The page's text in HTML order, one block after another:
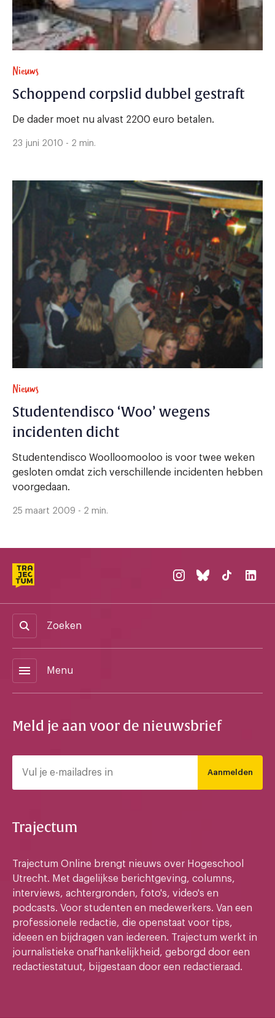
Nieuws
Schoppend corpslid dubbel gestraft
De dader moet nu alvast 2200 euro betalen.
23 juni 2010 - 2 min.
Nieuws
Studentendisco ‘Woo’ wegens
incidenten dicht
Studentendisco Woolloomooloo is voor twee weken
gesloten omdat zich verschillende incidenten hebben
voorgedaan.
25 maart 2009 - 2 min.
Zoeken
menu Menu
Meld je aan voor de nieuwsbrief
Aanmelden
Trajectum
Trajectum Online brengt nieuws over Hogeschool
Utrecht. Met dagelijkse berichtgeving, columns,
interviews, achtergronden, foto's, video's en
podcasts. Voor studenten en medewerkers. Van een
professionele redactie, die openstaat voor tips,
ideeen en bijdragen van iedereen. Trajectum werkt in
journalistieke onafhankelijkheid, geborgd door een
redactiestatuut, bijgestaan door een redactieraad.